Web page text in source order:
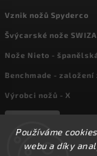
Používáme
webu a díky
Vznik nožů Spyderco
Švýcarské nože SWIZA
Nože Nieto -
Benchmade - založení
Výrobci nožů - X